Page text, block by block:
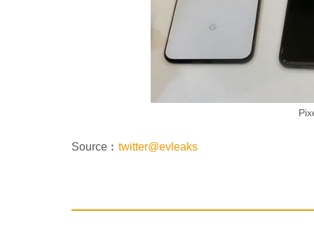
Source︰ twitter@evleaks